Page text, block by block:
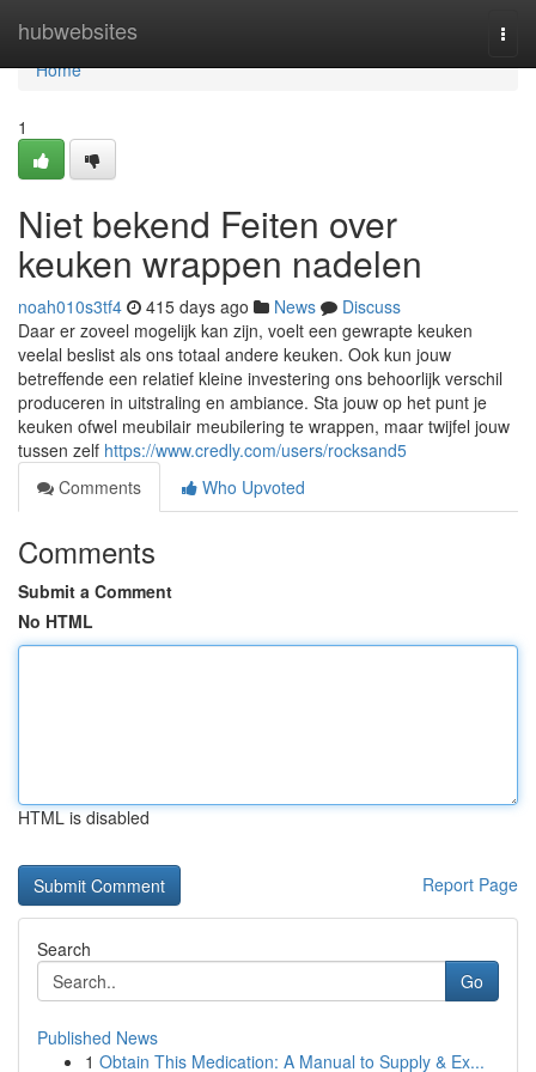
hubwebsites
Home
Home
1
Niet bekend Feiten over
keuken wrappen nadelen
noah010s3tf4 415 days ago News
Discuss
Daar er zoveel mogelijk kan zijn, voelt een gewrapte keuken
veelal beslist als ons totaal andere keuken. Ook kun jouw
betreffende een relatief kleine investering ons behoorlijk verschil
produceren in uitstraling en ambiance. Sta jouw op het punt je
keuken ofwel meubilair meubilering te wrappen, maar twijfel jouw
tussen zelf https://www.credly.com/users/rocksand5
Comments
Who Upvoted
Comments
Submit a Comment
No HTML
HTML is disabled
Report Page
Search
Go
Published News
1 Obtain This Medication: A Manual to Supply & Ex...